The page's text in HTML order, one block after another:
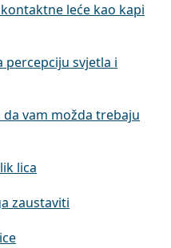
leće kao kapi
percepciju svjetla i
da vam možda trebaju
lica
zaustaviti